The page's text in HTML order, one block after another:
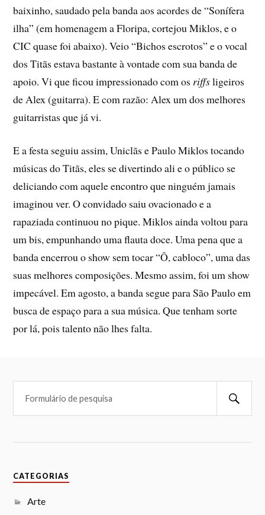
baixinho, saudado pela banda aos acordes de “Sonífera
ilha” (em homenagem a Floripa, cortejou Miklos, e o
CIC quase foi abaixo). Veio “Bichos escrotos” e o vocal
dos Titãs estava bastante à vontade com sua banda de
apoio. Vi que ficou impressionado com os riffsligeiros
de Alex (guitarra). E com razão: Alex um dos melhores
guitarristas que já vi.
E a festa seguiu assim, Uniclãs e Paulo Miklos tocando
músicas do Titãs, eles se divertindo ali e o público se
deliciando com aquele encontro que ninguém jamais
imaginou ver. O convidado saiu ovacionado e a
rapaziada continuou no pique. Miklos ainda voltou para
um bis, empunhando uma flauta doce. Uma pena que a
banda encerrou o show sem tocar “Ô, cabloco”, uma das
suas melhores composições. Mesmo assim, foi um show
impecável. Em agosto, a banda segue para São Paulo em
busca de espaço para a sua música. Que tenham sorte
por lá, pois talento não lhes falta.
CATEGORIAS
Arte